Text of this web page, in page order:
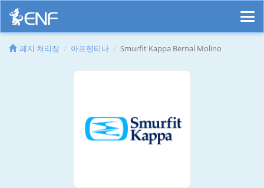
폐지 처리장 아프헨티나 Smurfit Kappa Bernal Molino